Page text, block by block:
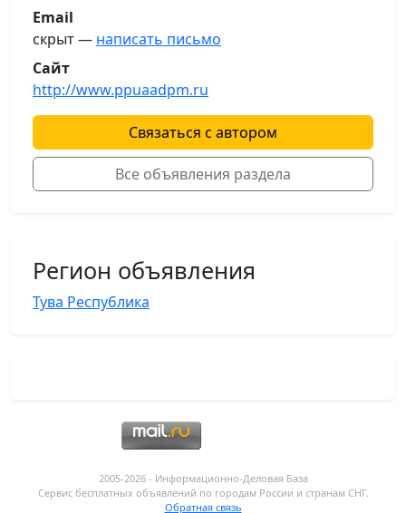
Email
скрыт — написать письмо
Сайт
http://www.ppuaadpm.ru
Связаться с автором
Все объявления раздела
Регион объявления
Тува Республика
2005-2026 - Информационнo-Деловая База
Сервис бесплатных объявлений по городам России и странам СНГ.
Обратная связь